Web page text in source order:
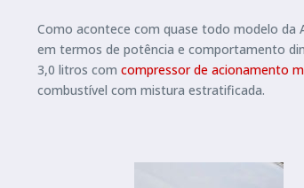
Como acontece com quase todo modelo da
em termos de potência e comportamento
3,0 litros com compressor de acionamento
combustível com mistura estratificada.